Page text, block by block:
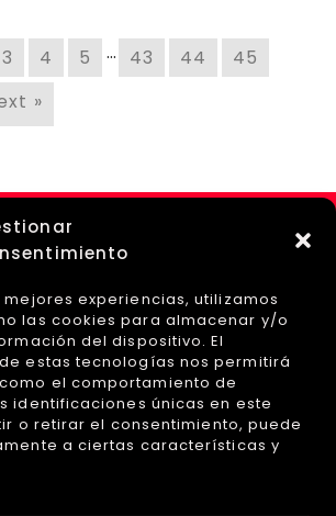
experiencias, utilizamos
las cookies para almacenar y/o
del dispositivo. El
estas tecnologías nos permitirá
el comportamiento de
identificaciones únicas en este
o retirar el consentimiento, puede
a ciertas características y
3 4 5 … 43 44
45
»
Políticas de Privacidad